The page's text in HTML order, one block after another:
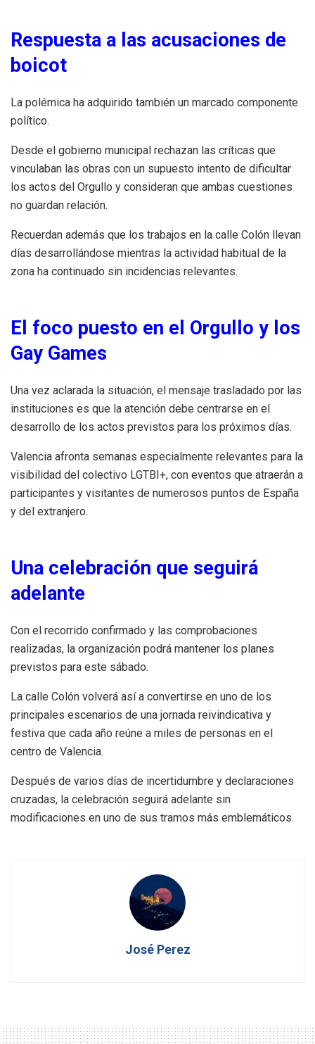
Respuesta a las acusaciones de
boicot
La polémica ha adquirido también un marcado componente
político.
Desde el gobierno municipal rechazan las críticas que
vinculaban las obras con un supuesto intento de dificultar
los actos del Orgullo y consideran que ambas cuestiones
no guardan relación.
Recuerdan además que los trabajos en la calle Colón llevan
días desarrollándose mientras la actividad habitual de la
zona ha continuado sin incidencias relevantes.
El foco puesto en el Orgullo y los
Gay Games
Una vez aclarada la situación, el mensaje trasladado por las
instituciones es que la atención debe centrarse en el
desarrollo de los actos previstos para los próximos días.
Valencia afronta semanas especialmente relevantes para la
visibilidad del colectivo LGTBI+, con eventos que atraerán a
participantes y visitantes de numerosos puntos de España
y del extranjero.
Una celebración que seguirá
adelante
Con el recorrido confirmado y las comprobaciones
realizadas, la organización podrá mantener los planes
previstos para este sábado.
La calle Colón volverá así a convertirse en uno de los
principales escenarios de una jornada reivindicativa y
festiva que cada año reúne a miles de personas en el
centro de Valencia.
Después de varios días de incertidumbre y declaraciones
cruzadas, la celebración seguirá adelante sin
modificaciones en uno de sus tramos más emblemáticos.
José Perez